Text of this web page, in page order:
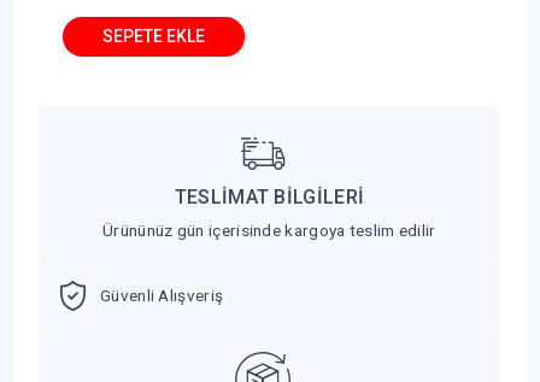
TESLİMAT BİLGİLERİ
Ürününüz gün içerisinde kargoya teslim edilir
Güvenli Alışveriş